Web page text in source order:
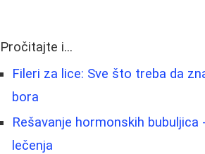
Pročitajte i...
Fileri za lice: Sve što treba da
bora
Rešavanje hormonskih bubuljica
lečenja